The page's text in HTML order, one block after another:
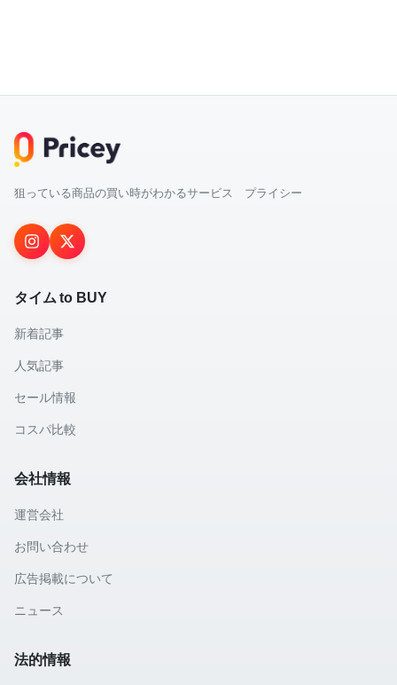
狙っている商品の買い時がわかるサービス プライシー
タイム to BUY
新着記事
人気記事
セール情報
コスパ比較
会社情報
運営会社
お問い合わせ
広告掲載について
ニュース
法的情報